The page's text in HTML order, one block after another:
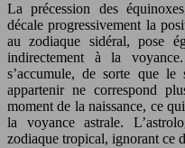
La précession des
décale progressivement la
au zodiaque sidéral, pose
indirectement à la
s’accumule, de sorte que le
appartenir ne correspond
moment de la naissance, ce
la voyance astrale.
zodiaque tropical, ignorant ce